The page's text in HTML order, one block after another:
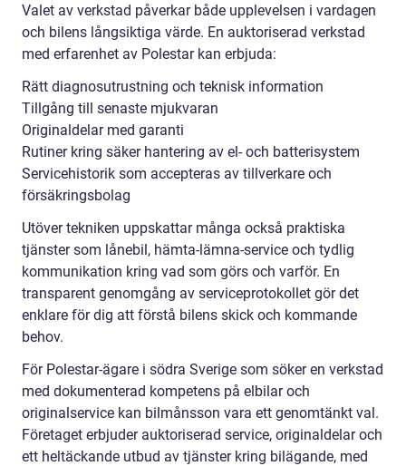
Valet av verkstad påverkar både upplevelsen i vardagen
och bilens långsiktiga värde. En auktoriserad verkstad
med erfarenhet av Polestar kan erbjuda:
Rätt diagnosutrustning och teknisk information
Tillgång till senaste mjukvaran
Originaldelar med garanti
Rutiner kring säker hantering av el- och batterisystem
Servicehistorik som accepteras av tillverkare och
försäkringsbolag
Utöver tekniken uppskattar många också praktiska
tjänster som lånebil, hämta-lämna-service och tydlig
kommunikation kring vad som görs och varför. En
transparent genomgång av serviceprotokollet gör det
enklare för dig att förstå bilens skick och kommande
behov.
För Polestar-ägare i södra Sverige som söker en verkstad
med dokumenterad kompetens på elbilar och
originalservice kan bilmånsson vara ett genomtänkt val.
Företaget erbjuder auktoriserad service, originaldelar och
ett heltäckande utbud av tjänster kring bilägande, med